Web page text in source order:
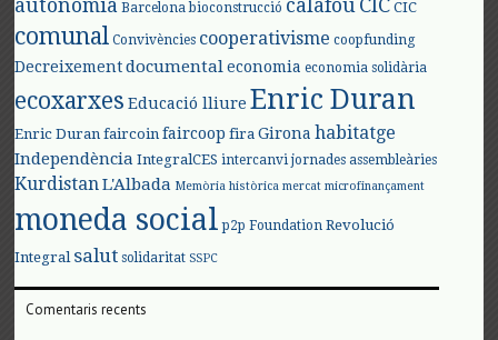
autonomia Barcelona bioconstrucció calafouCIC CIC
comunal Convivències cooperativisme coopfunding
Decreixement documental economia economia solidària
ecoxarxes Educació lliure Enric Duran
Enric Duran faircoin faircoop fira Girona habitatge
Independència IntegralCES intercanvi jornades assembleàries
KurdistanL'Albada Memòria històrica mercat microfinançament
moneda social p2p Foundation Revolució
Integral salut solidaritat SSPC
Comentaris recents